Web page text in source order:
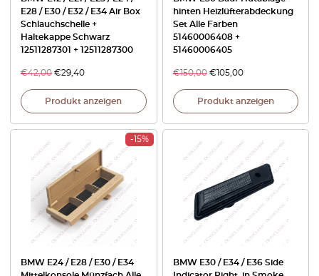
E28 / E30 / E32 / E34 Air Box
Schlauchschelle +
Haltekappe Schwarz
12511287301 + 12511287300
€42,00 €29,40
Produkt anzeigen
hinten Heizlüfterabdeckung
Set Alle Farben
51460006408 +
51460006405
€150,00 €105,00
Produkt anzeigen
-15%
BMW E24 / E28 / E30 / E34
BMW E30 / E34 / E36 Side